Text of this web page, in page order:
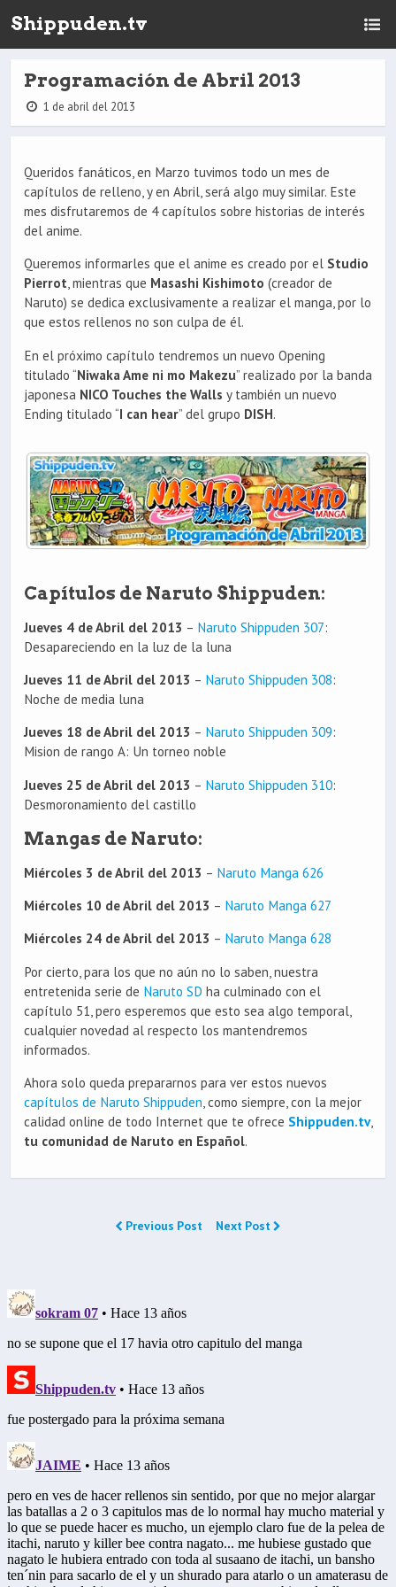
Shippuden.tv
Programación de Abril 2013
1 de abril del 2013
Queridos fanáticos, en Marzo tuvimos todo un mes de
capítulos de relleno, y en Abril, será algo muy similar. Este
mes disfrutaremos de 4 capítulos sobre historias de interés
del anime.
Queremos informarles que el anime es creado por el Studio
Pierrot, mientras que Masashi Kishimoto (creador de
Naruto) se dedica exclusivamente a realizar el manga, por lo
que estos rellenos no son culpa de él.
En el próximo capítulo tendremos un nuevo Opening
titulado “Niwaka Ame ni mo Makezu” realizado por la banda
japonesa NICO Touches the Walls y también un nuevo
Ending titulado “I can hear” del grupo DISH.
Capítulos de Naruto Shippuden:
Jueves 4 de Abril del 2013 – Naruto Shippuden 307:
Desapareciendo en la luz de la luna
Jueves 11 de Abril del 2013 – Naruto Shippuden 308:
Noche de media luna
Jueves 18 de Abril del 2013 – Naruto Shippuden 309:
Mision de rango A: Un torneo noble
Jueves 25 de Abril del 2013 – Naruto Shippuden 310:
Desmoronamiento del castillo
Mangas de Naruto:
Miércoles 3 de Abril del 2013 – Naruto Manga 626
Miércoles 10 de Abril del 2013 – Naruto Manga 627
Miércoles 24 de Abril del 2013 – Naruto Manga 628
Por cierto, para los que no aún no lo saben, nuestra
entretenida serie de Naruto SD ha culminado con el
capítulo 51, pero esperemos que esto sea algo temporal,
cualquier novedad al respecto los mantendremos
informados.
Ahora solo queda prepararnos para ver estos nuevos
capítulos de Naruto Shippuden , como siempre, con la mejor
calidad online de todo Internet que te ofrece Shippuden.tv,
tu comunidad de Naruto en Español.
Previous Post Next Post